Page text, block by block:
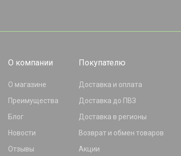
О компании
О магазине
Преимущества
Блог
Новости
Отзывы
Покупателю
Доставка и оплата
Доставка до ПВЗ
Доставка в регионы
Возврат и обмен товаров
Акции